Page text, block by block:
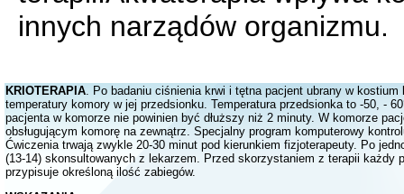
innych narządów organizmu.
KRIOTERAPIA. Po badaniu ciśnienia krwi i tętna pacjent ubrany w
temperatury komory w jej przedsionku. Temperatura przedsionka to -50, -
pacjenta w komorze nie powinien być dłuższy niż 2 minuty. W komorze
obsługującym komorę na zewnątrz. Specjalny program komputerowy
Ćwiczenia trwają zwykle 20-30 minut pod kierunkiem fizjoterapeuty. Po
(13-14) skonsultowanych z lekarzem. Przed skorzystaniem z terapii każdy
przypisuje określoną ilość zabiegów.